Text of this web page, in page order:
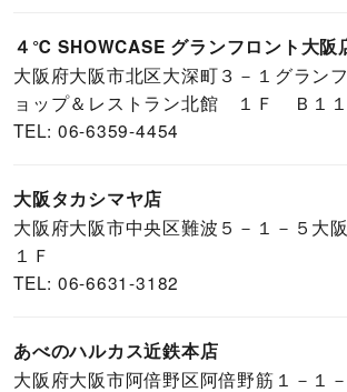
４℃ SHOWCASE グランフロント大阪
大阪府大阪市北区大深町３－１グラン
ョップ＆レストラン北館 １Ｆ Ｂ１１
TEL: 06-6359-4454
大阪タカシマヤ店
大阪府大阪市中央区難波５－１－５大
１Ｆ
TEL: 06-6631-3182
あべのハルカス近鉄本店
大阪府大阪市阿倍野区阿倍野筋１－１